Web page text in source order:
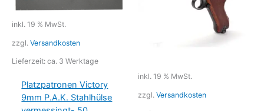
inkl. 19 % MwSt.
zzgl. Versandkosten
Lieferzeit: ca. 3 Werktage
Platzpatronen Victory
9mm P.A.K. Stahlhülse
inkl. 19 % MwSt.
zzgl. Versandkosten